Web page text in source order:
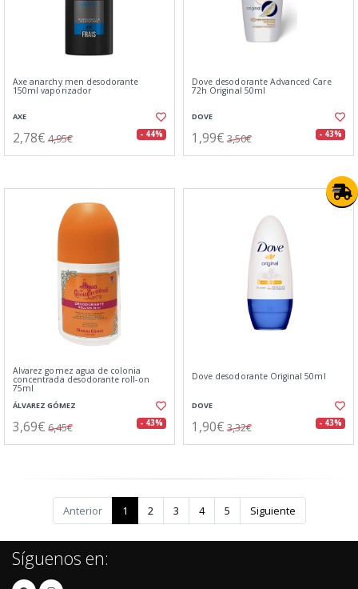
Axe anarchy men desodorante
150ml vaporizador
AXE
2,78€ 4,95€ - 44%
Dove desodorante Advanced Care
72h Original 50ml
DOVE
1,99€ 3,50€ - 43%
Alvarez gomez agua de colonia
concentrada desodorante roll-on
75ml
ÁLVAREZ GÓMEZ
3,69€ 6,45€ - 43%
Dove desodorante Original 50ml
DOVE
1,90€ 3,32€ - 43%
Anterior 1 2 3 4 5 Siguiente
Síguenos en: